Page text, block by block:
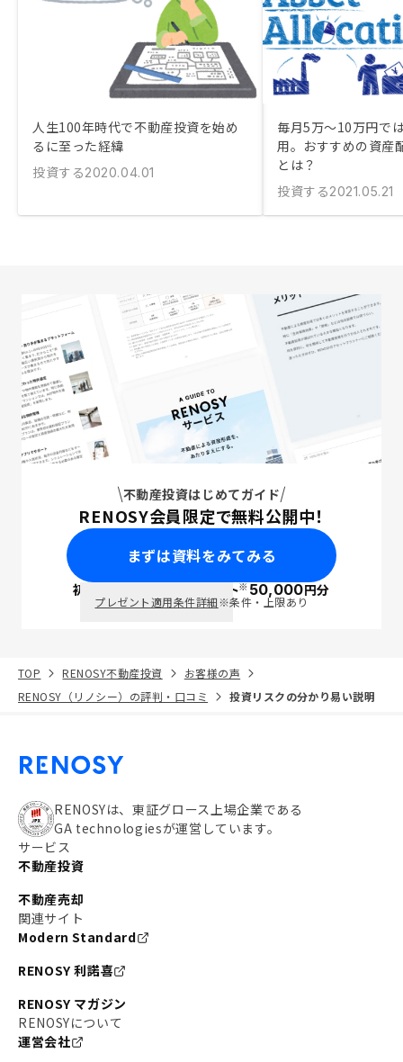
人生100年時代で不動産投資を始め
るに至った経緯
投資する2020.04.01
毎月5万〜10万円で
用。おすすめの資産
とは？
投資する2021.05.21
不動産投資はじめてガイド
RENOSY会員限定で無料公開中！
まずは資料をみてみる
初回面談で ポイント※50,000円分
プレゼント適用条件詳細※条件・上限あり
TOP RENOSY不動産投資
お客様の声
RENOSY（リノシー）の評判・口コミ
投資リスクの分かり易い説明
RENOSYは、東証グロース上場企業である
GA technologiesが運営しています。
サービス
不動産投資
不動産売却
関連サイト
Modern Standard
RENOSY 利諾喜
RENOSY マガジン
RENOSYについて
運営会社